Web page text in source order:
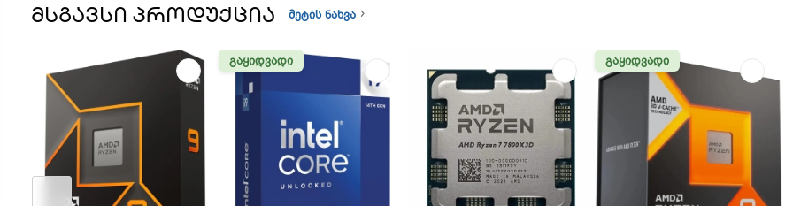
ᲛᲡᲒᲐᲕᲡᲘ ᲞᲠᲝᲓᲣᲥᲪᲘᲐ მეტის ნახვა
ᲒᲐᲧᲘᲓᲕᲐᲓᲘ ᲒᲐᲧᲘᲓᲕᲐᲓᲘ